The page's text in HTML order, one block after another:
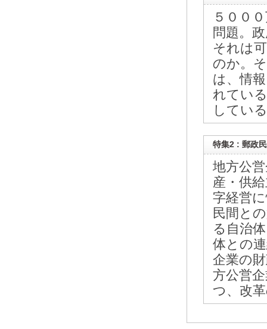
５００
問題。
それは
のか。
は、情
れてい
してい
特集2 : 郵政
地方公
産・供
字経営
民間と
る自治
体との
企業の
方公営
つ、改